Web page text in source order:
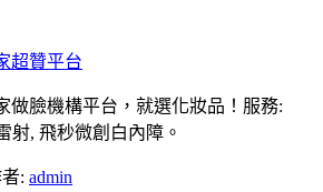
超贊平台
做臉機構平台，就選化妝品！服務:
射, 飛秒微創白內障。
: admin